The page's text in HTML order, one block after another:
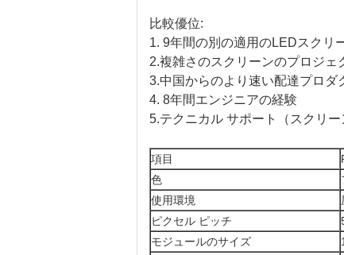
比較優位:
1. 9年間の別の適用のLEDスクリ
2.複雑さのスクリーンのプロジェ
3.中国からのより速い配達プロダ
4. 8年間エンジニアの経験
5.テクニカル サポート（スクリ
項目
色
使用環境
ピクセル ピッチ
モジュールのサイズ